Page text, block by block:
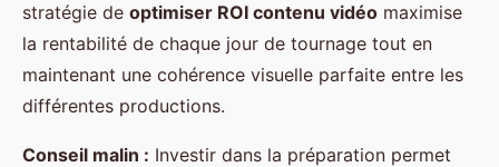
stratégie de optimiser ROI contenu vidéo maximise
la rentabilité de chaque jour de tournage tout en
maintenant une cohérence visuelle parfaite entre les
différentes productions.
Conseil malin : Investir dans la préparation permet